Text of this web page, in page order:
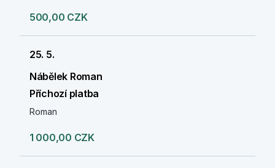
500,00 CZK
25. 5.
Nábělek Roman
Příchozí platba
Roman
1 000,00 CZK